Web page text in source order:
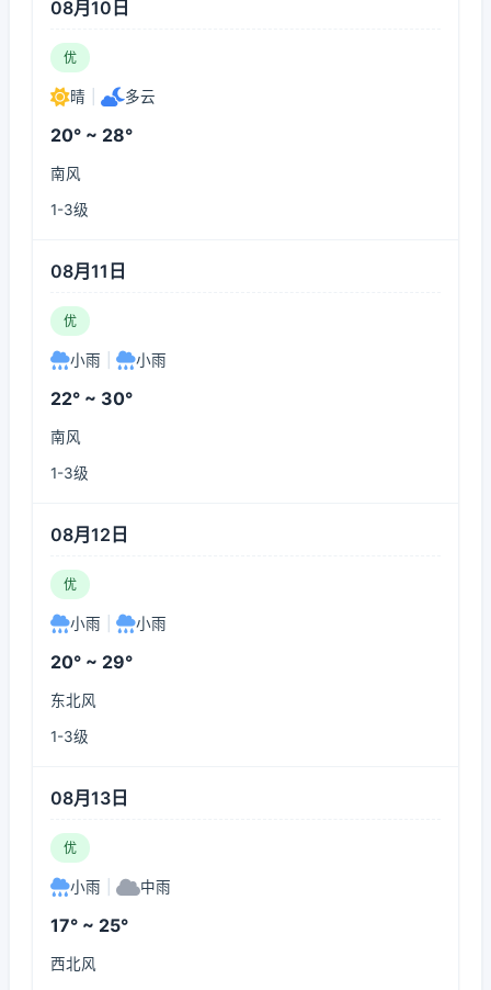
08月10日
优
晴 多云
20° ~ 28°
南风
1-3级
08月11日
优
小雨 小雨
22° ~ 30°
南风
1-3级
08月12日
优
小雨 小雨
20° ~ 29°
东北风
1-3级
08月13日
优
小雨 中雨
17° ~ 25°
西北风